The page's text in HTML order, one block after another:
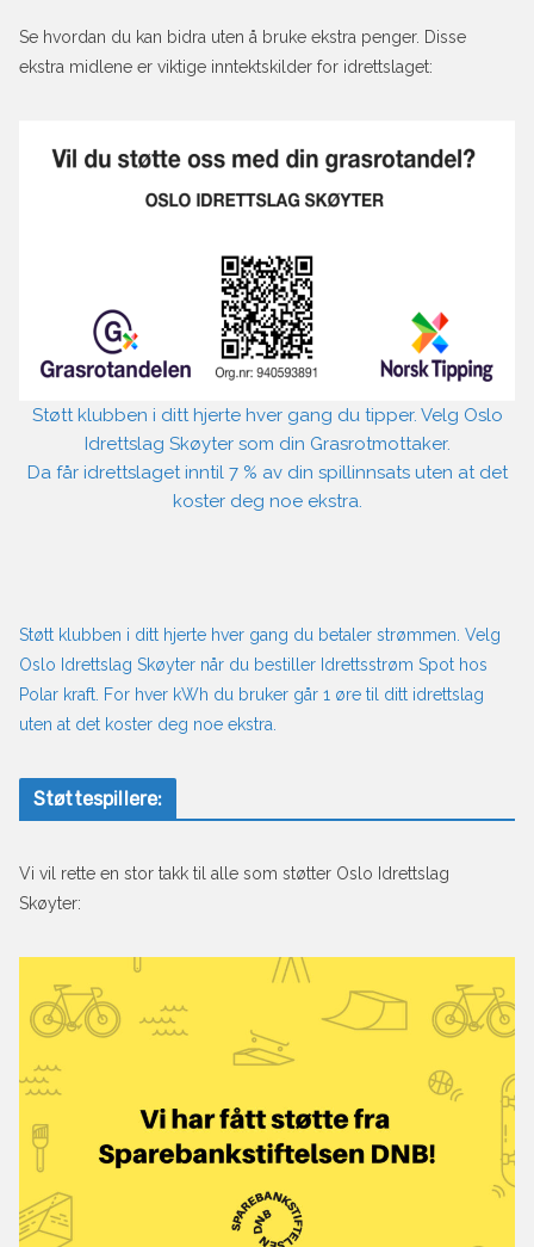
Se hvordan du kan bidra uten å bruke ekstra penger. Disse
ekstra midlene er viktige inntektskilder for idrettslaget:
Støtt klubben i ditt hjerte hver gang du tipper. Velg Oslo
Idrettslag Skøyter som din Grasrotmottaker.
Da får idrettslaget inntil 7 % av din spillinnsats uten at det
koster deg noe ekstra.
Støtt klubben i ditt hjerte hver gang du betaler strømmen. Velg
Oslo Idrettslag Skøyter når du bestiller Idrettsstrøm Spot hos
Polar kraft. For hver kWh du bruker går 1 øre til ditt idrettslag
uten at det koster deg noe ekstra.
Støttespillere:
Vi vil rette en stor takk til alle som støtter Oslo Idrettslag
Skøyter: